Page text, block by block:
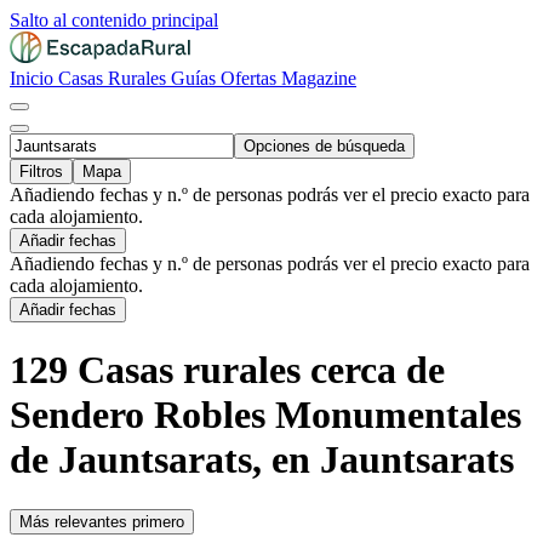
Salto al contenido principal
Inicio Casas Rurales Guías Ofertas Magazine
Opciones de búsqueda
Filtros
Mapa
Añadiendo fechas y n.º de personas podrás ver el precio exacto para
cada alojamiento.
Añadir fechas
Añadiendo fechas y n.º de personas podrás ver el precio exacto para
cada alojamiento.
Añadir fechas
129 Casas rurales cerca de
Sendero Robles Monumentales
de Jauntsarats, en Jauntsarats
Más relevantes primero